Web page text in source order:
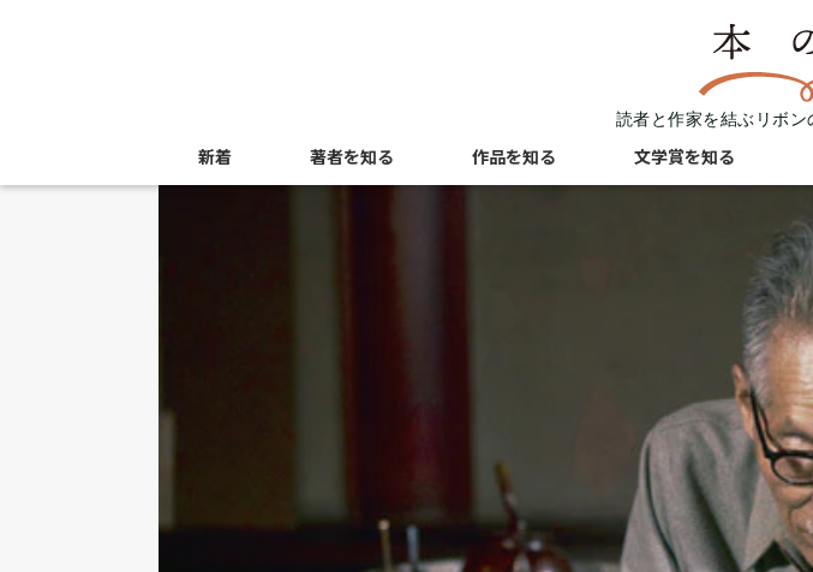
読者と作家を結ぶリボ
新着 著者を知る 作品を知る 文学賞を知る